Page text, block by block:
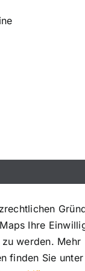
Ihre
werden. Mehr
finden Sie unter